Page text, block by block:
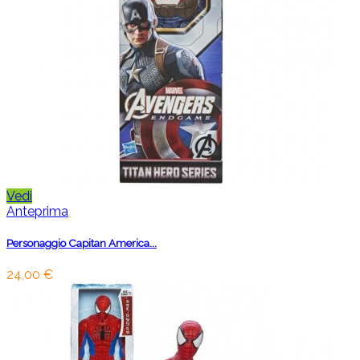
Vedi
Anteprima
Personaggio Capitan America...
24,00 €